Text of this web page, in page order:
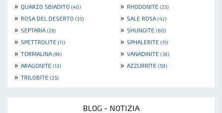
» QUARZO SBIADITO (40) » RHODONITE (25)
» ROSA DEL DESERTO (35) » SALE ROSA (42)
» SEPTARIA (26) » SHUNGITE (80)
» SPETTROLITE (11) » SPHALERITE (15)
» TORMALINA (99) » VANADINITE (39)
» ARAGONITE (13) » AZZURRITE (58)
» TRILOBITE (25)
BLOG - NOTIZIA